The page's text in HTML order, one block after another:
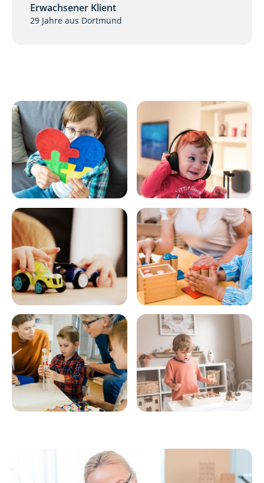
Erwachsener Klient
29 Jahre aus Dortmund